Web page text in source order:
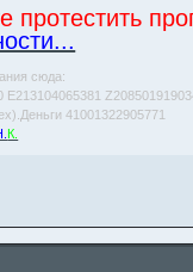
протестить
сюда:
E213104065381
41001322905771
К.